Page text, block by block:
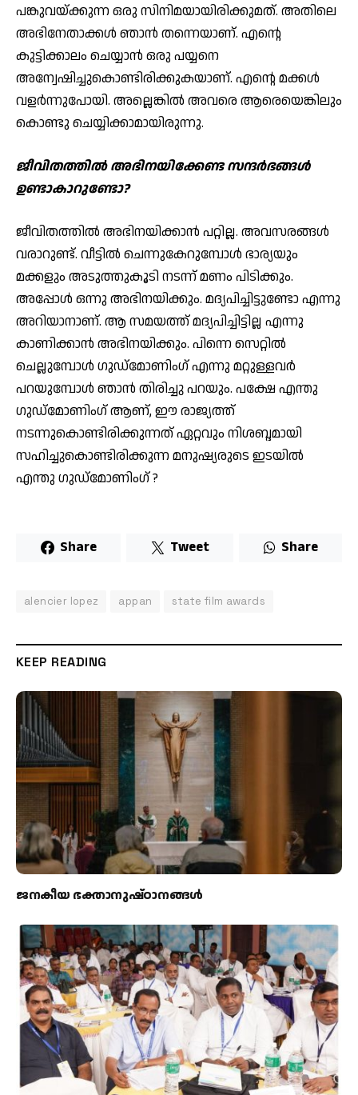
പങ്കുവയ്ക്കുന്ന ഒരു സിനിമയായിരിക്കുമത്. അതിലെ
അഭിനേതാക്കള്‍ ഞാന്‍ തന്നെയാണ്. എന്റെ
കുട്ടിക്കാലം ചെയ്യാന്‍ ഒരു പയ്യനെ
അന്വേഷിച്ചുകൊണ്ടിരിക്കുകയാണ്. എന്റെ മക്കള്‍
വളര്‍ന്നുപോയി. അല്ലെങ്കില്‍ അവരെ ആരെയെങ്കിലും
കൊണ്ടു ചെയ്യിക്കാമായിരുന്നു.
ജീവിതത്തില്‍ അഭിനയിക്കേണ്ട സന്ദര്‍ഭങ്ങള്‍
ഉണ്ടാകാറുണ്ടോ?
ജീവിതത്തില്‍ അഭിനയിക്കാന്‍ പറ്റില്ല. അവസരങ്ങള്‍
വരാറുണ്ട്. വീട്ടില്‍ ചെന്നുകേറുമ്പോള്‍ ഭാര്യയും
മക്കളും അടുത്തുകൂടി നടന്ന് മണം പിടിക്കും.
അപ്പോള്‍ ഒന്നു അഭിനയിക്കും. മദ്യപിച്ചിട്ടുണ്ടോ എന്നു
അറിയാനാണ്. ആ സമയത്ത് മദ്യപിച്ചിട്ടില്ല എന്നു
കാണിക്കാന്‍ അഭിനയിക്കും. പിന്നെ സെറ്റില്‍
ചെല്ലുമ്പോള്‍ ഗുഡ്മോണിംഗ് എന്നു മറ്റുള്ളവര്‍
പറയുമ്പോള്‍ ഞാന്‍ തിരിച്ചു പറയും. പക്ഷേ എന്തു
ഗുഡ്മോണിംഗ് ആണ്, ഈ രാജ്യത്ത്
നടന്നുകൊണ്ടിരിക്കുന്നത് ഏറ്റവും നിശബ്ദമായി
സഹിച്ചുകൊണ്ടിരിക്കുന്ന മനുഷ്യരുടെ ഇടയില്‍
എന്തു ഗുഡ്മോണിംഗ് ?
Share Tweet Share
alencier lopez appan state film awards
KEEP READING
ജനകീയ ഭക്താനുഷ്ഠാനങ്ങള്‍